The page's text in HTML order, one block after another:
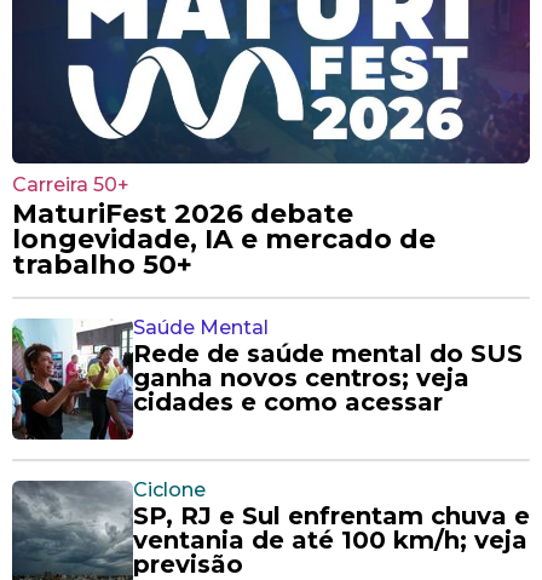
Carreira 50+
MaturiFest 2026 debate
longevidade, IA e mercado de
trabalho 50+
Saúde Mental
Rede de saúde mental do SUS
ganha novos centros; veja
cidades e como acessar
Ciclone
SP, RJ e Sul enfrentam chuva e
ventania de até 100 km/h; veja
previsão